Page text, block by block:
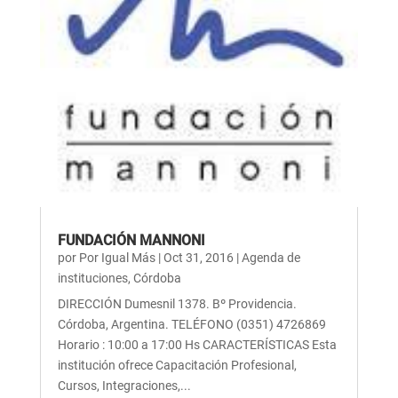
FUNDACIÓN MANNONI
por Por Igual Más|Oct 31, 2016 |Agenda de
instituciones, Córdoba
DIRECCIÓN Dumesnil 1378. Bº Providencia.
Córdoba, Argentina. TELÉFONO (0351) 4726869
Horario : 10:00 a 17:00 Hs CARACTERÍSTICAS Esta
institución ofrece Capacitación Profesional,
Cursos, Integraciones,...